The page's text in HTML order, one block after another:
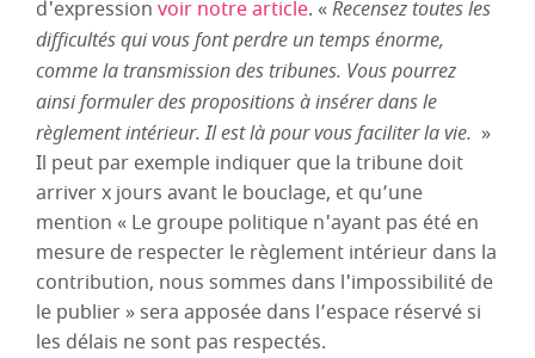
d'expression voir notre article. «Recensez toutes les
difficultés qui vous font perdre un temps énorme,
comme la transmission des tribunes. Vous pourrez
ainsi formuler des propositions à insérer dans le
règlement intérieur. Il est là pour vous faciliter la vie. »
Il peut par exemple indiquer que la tribune doit
arriver x jours avant le bouclage, et qu’une
mention « Le groupe politique n'ayant pas été en
mesure de respecter le règlement intérieur dans la
contribution, nous sommes dans l'impossibilité de
le publier » sera apposée dans l’espace réservé si
les délais ne sont pas respectés.